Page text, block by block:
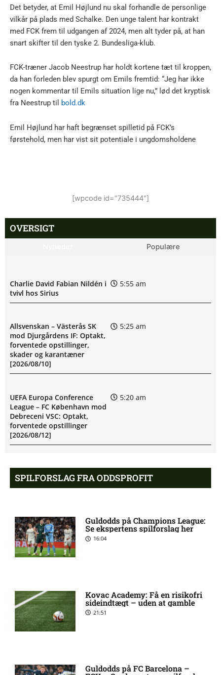
Det betyder, at Emil Højlund nu skal forhandle de personlige
vilkår på plads med Schalke. Den unge talent har kontrakt
med FCK frem til udgangen af 2024, men alt tyder på, at han
snart skifter til den tyske 2. Bundesliga-klub.
FCK-træner Jacob Neestrup har holdt kortene tæt til kroppen,
da han forleden blev spurgt om Emils fremtid: “Jeg har ikke
nogen kommentar til Emils situation lige nu,” lød det kryptisk
fra Neestrup til
bold.dk
Emil Højlund har haft begrænset spilletid på FCK’s
førstehold, men har vist sit potentiale i ungdomsholdene
[wpcode id="735444"]
OVERSIGT
Populære
Charlie David Fabian Nildén i
tvivl hos Sirius
5:55 am
Allsvenskan – Västerås SK
mod Djurgårdens IF: Optakt,
forventede opstillinger,
skader og karantæner
[2026/08/10]
5:25 am
UEFA Europa Conference
League – FC København mod
Debreceni VSC: Optakt,
forventede opstillinger
[2026/08/12]
5:20 am
Eric Noel Patrik Milleskog i
tvivl hos Sirius
8:49 pm
Chermiti
Ajax-profil bekræfter: I dialog
Allsvenskan – Sirius mod IF
Brommapojkarna: Optakt,
forventede opstillinger,
skader og karantæner
[2026/08/10]
7:54 pm
Mats Møller Dæhli i tvivl hos
7:50 pm
SPILFORSLAG FRA ODDSPROFIT
Guldodds på Champions League:
Se ekspertens spilforslag her
16:04
Kovac Academy: Få en risikofri
sideindtægt – uden at gamble
21:51
Guldodds på FC Barcelona –